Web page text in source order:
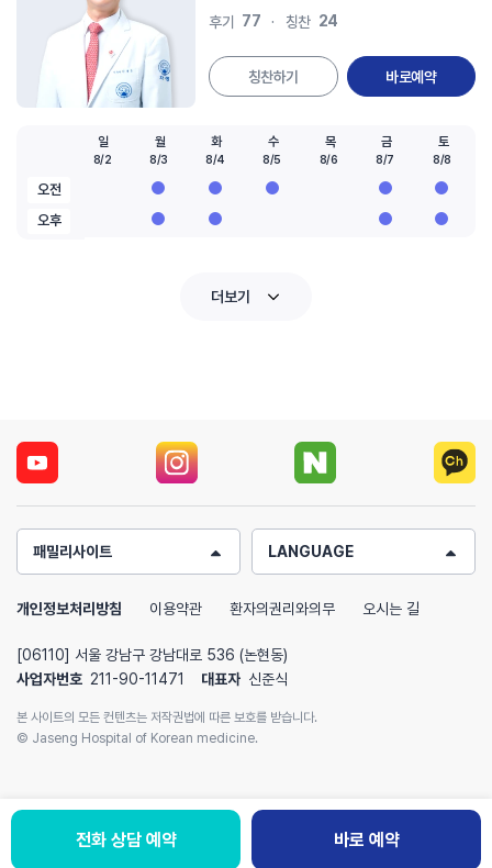
후기 77 칭찬 24
칭찬하기 바로예약
오전
오후
일
8/2
월
8/3
화
8/4
수
8/5
목
8/6
금
8/7
토
8/8
더보기
패밀리사이트 LANGUAGE
개인정보처리방침 이용약관 환자의권리와의무 오시는 길
[06110] 서울 강남구 강남대로 536 (논현동)
사업자번호 211-90-11471 대표자 신준식
본 사이트의 모든 컨텐츠는 저작권법에 따른 보호를 받습니다.
© Jaseng Hospital of Korean medicine.
전화 상담 예약 바로 예약